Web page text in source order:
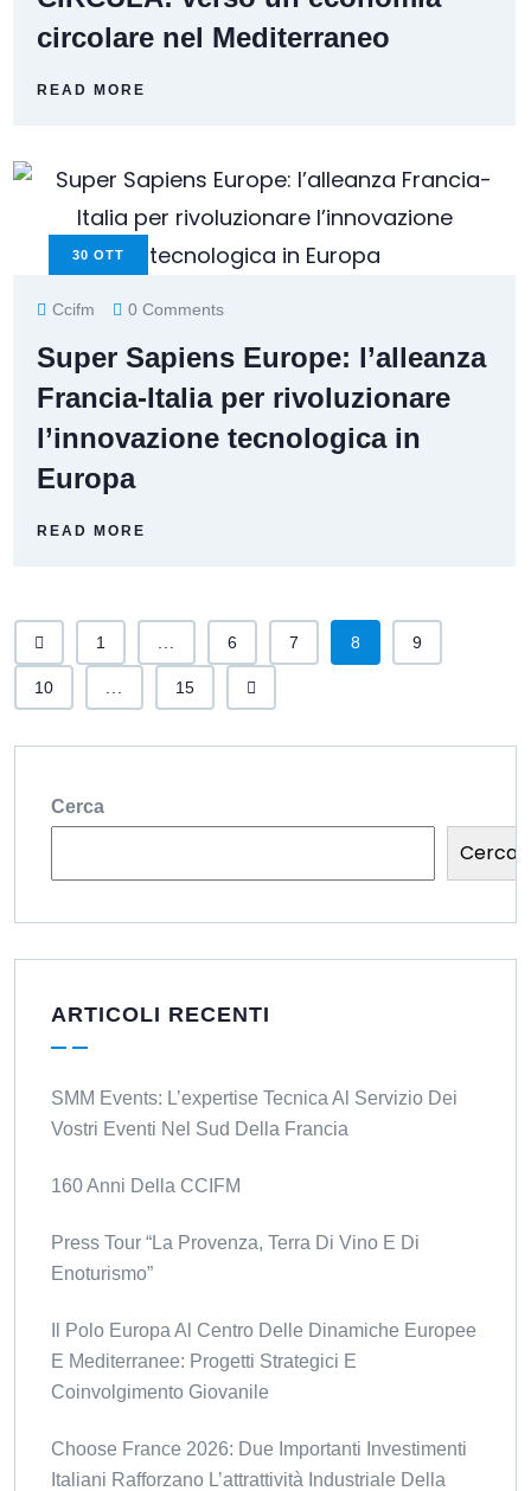
circolare nel Mediterraneo
READ MORE
30 OTT
Ccifm 0 Comments
Super Sapiens Europe: l’alleanza
Francia-Italia per rivoluzionare
l’innovazione tecnologica in
Europa
READ MORE
1 6 7 8 9
10 15
Cerca
Cerca
ARTICOLI RECENTI
SMM Events: L’expertise Tecnica Al Servizio Dei
Vostri Eventi Nel Sud Della Francia
160 Anni Della CCIFM
Press Tour “La Provenza, Terra Di Vino E Di
Enoturismo”
Il Polo Europa Al Centro Delle Dinamiche Europee
E Mediterranee: Progetti Strategici E
Coinvolgimento Giovanile
Choose France 2026: Due Importanti Investimenti
Italiani Rafforzano L’attrattività Industriale Della